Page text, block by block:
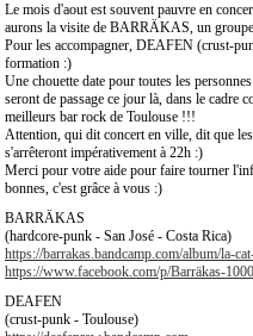
évènement
Contact
À
propos
Le mois d'aout est souvent pauvre en
aurons la visite de BARRÄKAS, un
Pour les accompagner, DEAFEN (crust-
formation :)
Une chouette date pour toutes les
seront de passage ce jour là, dans le cadre
meilleurs bar rock de Toulouse !!!
Attention, qui dit concert en ville, dit que
s'arrêteront impérativement à 22h :)
Merci pour votre aide pour faire tourner
bonnes, c'est grâce à vous :)
BARRÄKAS
(hardcore-punk - San José - Costa Rica)
https://barrakas.bandcamp.com/album/la-
https://www.facebook.com/p/Barräkas-
DEAFEN
(crust-punk - Toulouse)